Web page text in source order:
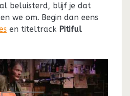
beluisterd, blijf je dat
we om. Begin dan eens
en titeltrack Pitiful